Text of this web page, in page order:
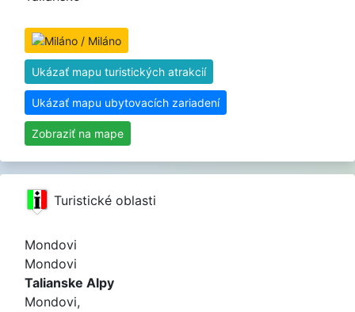
Ukázať mapu turistických atrakcií
Ukázať mapu ubytovacích zariadení
Zobraziť na mape
Turistické oblasti
Mondovi
Mondovi
Talianske Alpy
Mondovi,